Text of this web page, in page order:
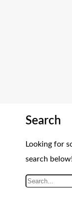
Search
Looking for
search below!
A